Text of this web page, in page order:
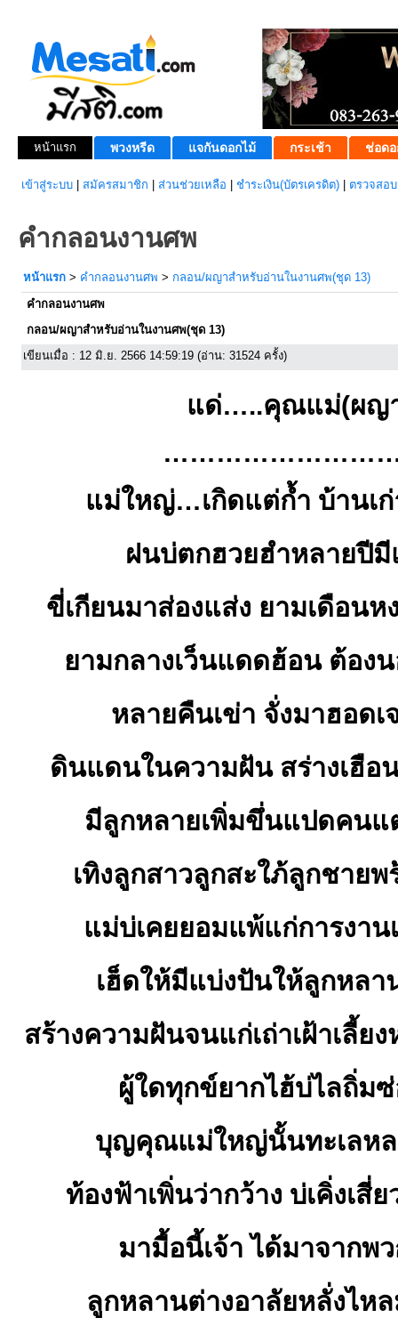
หน้าแรก พวงหรีด แจกันดอกไม้ กระเช้า ช่อดอ
เข้าสู่ระบบ สมัครสมาชิก ส่วนช่วยเหลือ ชำระเงิน(บัตรเครดิต) ตรวจสอ
คำกลอนงานศพ
หน้าแรก > คำกลอนงานศพ > กลอน/ผญาสำหรับอ่านในงานศพ(ชุด 13)
คำกลอนงานศพ
กลอน/ผญาสำหรับอ่านในงานศพ(ชุด 13)
เขียนเมื่อ : 12 มิ.ย. 2566 14:59:19 (อ่าน: 31524 ครั้ง)
แด่…..คุณแม่(ผญ
แม่ใหญ่…เกิดแต่ก้ำ บ้านเก่
ฝนบ่ตกฮวยฮำหลายปี
ขี่เกียนมาส่องแส่ง ยามเดือนห
ยามกลางเว็นแดดฮ้อน ต้อง
หลายคืนเข่า จั่งมาฮอด
ดินแดนในความฝัน สร่างเฮือ
มีลูกหลายเพิ่มขึ่นแปดคนแ
เทิงลูกสาวลูกสะใภ้ลูกชายพ
แม่บ่เคยยอมแพ้แก่การงาน
เฮ็ดให้มีแบ่งปันให้ลูกหลา
สร้างความฝันจนแก่เถ่าเฝ้าเลี้ย
ผู้ใดทุกข์ยากไฮ้บ่ไลถิ่ม
บุญคุณแม่ใหญ่นั้นทะเลหล
ท้องฟ้าเพิ่นว่ากว้าง บ่เคิ่งเสี่
มามื้อนี้เจ้า ได้มาจากพว
ลูกหลานต่างอาลัยหลั่งไหล